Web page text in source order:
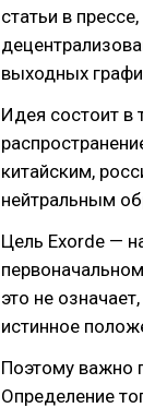
статьи в
выходных
Идея состоит в
китайским,
нейтральным
Цель Exorde —
это не
истинное
Поэтому важно
Определение